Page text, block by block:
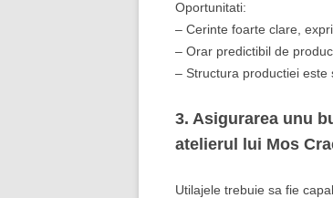
Oportunitati:
– Cerinte foarte clare,
– Orar predictibil de
– Structura productiei este
3. Asigurarea unu
atelierul lui Mos
Utilajele trebuie sa fie